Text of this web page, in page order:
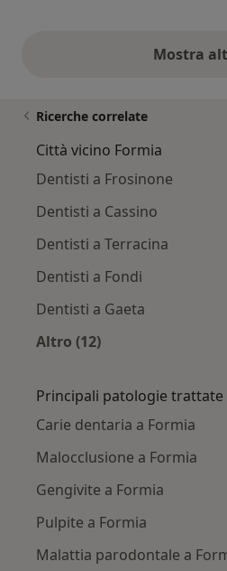
Mostra
Ricerche correlate
Città vicino Formia
Dentisti a Frosinone
Dentisti a Cassino
Dentisti a Terracina
Dentisti a Fondi
Dentisti a Gaeta
Altro (12)
Principali patologie trattate
Carie dentaria a Formia
Malocclusione a Formia
Gengivite a Formia
Pulpite a Formia
Malattia parodontale a